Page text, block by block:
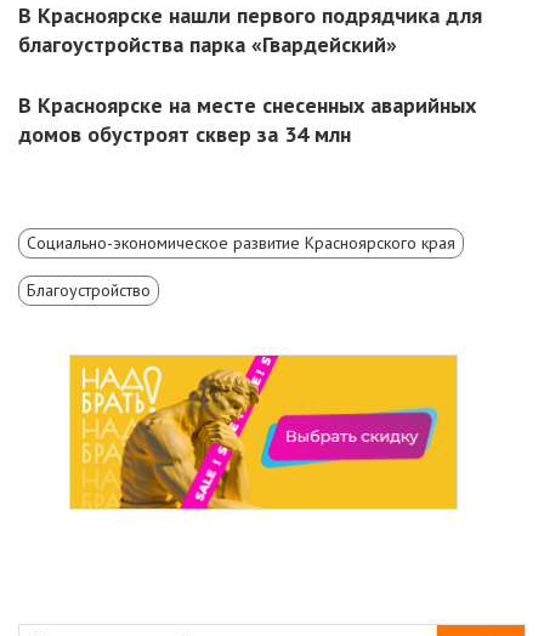
В Красноярске нашли первого подрядчика для
благоустройства парка «Гвардейский»
В Красноярске на месте снесенных аварийных
домов обустроят сквер за 34 млн
Социально-экономическое развитие Красноярского края
Благоустройство